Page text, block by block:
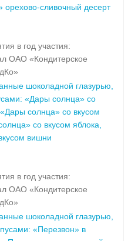
орехово-сливочный десерт
в год участия:
ОАО «Кондитерское
шоколадной глазурью,
«Дары солнца» со
солнца» со вкусом
со вкусом яблока,
вишни
в год участия:
ОАО «Кондитерское
шоколадной глазурью,
«Перезвон» в